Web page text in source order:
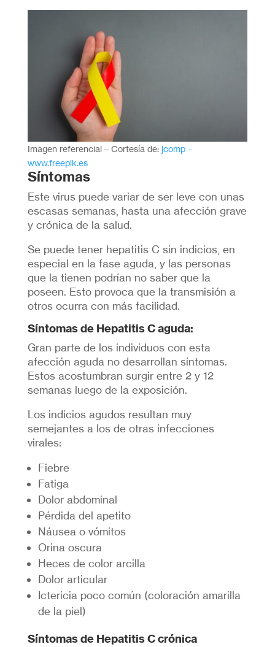
Imagen referencial – Cortesía de:jcomp –
www.freepik.es
Síntomas
Este virus puede variar de ser leve con unas
escasas semanas, hasta una afección grave
y crónica de la salud.
Se puede tener hepatitis C sin indicios, en
especial en la fase aguda, y las personas
que la tienen podrían no saber que la
poseen. Esto provoca que la transmisión a
otros ocurra con más facilidad.
Síntomas de Hepatitis C aguda:
Gran parte de los individuos con esta
afección aguda no desarrollan síntomas.
Estos acostumbran surgir entre 2 y 12
semanas luego de la exposición.
Los indicios agudos resultan muy
semejantes a los de otras infecciones
virales:
Fiebre
Fatiga
Dolor abdominal
Pérdida del apetito
Náusea o vómitos
Orina oscura
Heces de color arcilla
Dolor articular
Ictericia poco común (coloración amarilla
de la piel)
Síntomas de Hepatitis C crónica